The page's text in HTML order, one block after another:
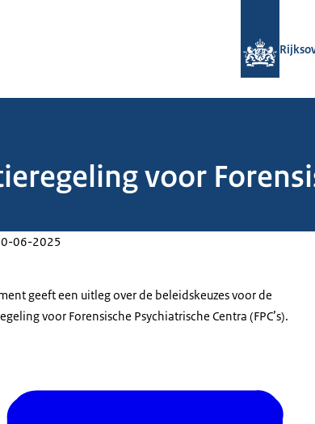
voor
06-2025
geeft een uitleg over de beleidskeuzes voor de
voor Forensische Psychiatrische Centra (FPC’s).